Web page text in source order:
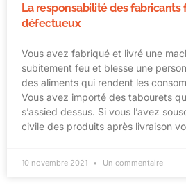
La responsabilité des fabricants
défectueux
Vous avez fabriqué et livré une
subitement feu et blesse une
des aliments qui rendent les
Vous avez importé des tabourets
s’assied dessus. Si vous l’avez
civile des produits après livraison
10 novembre 2021 Un commentaire